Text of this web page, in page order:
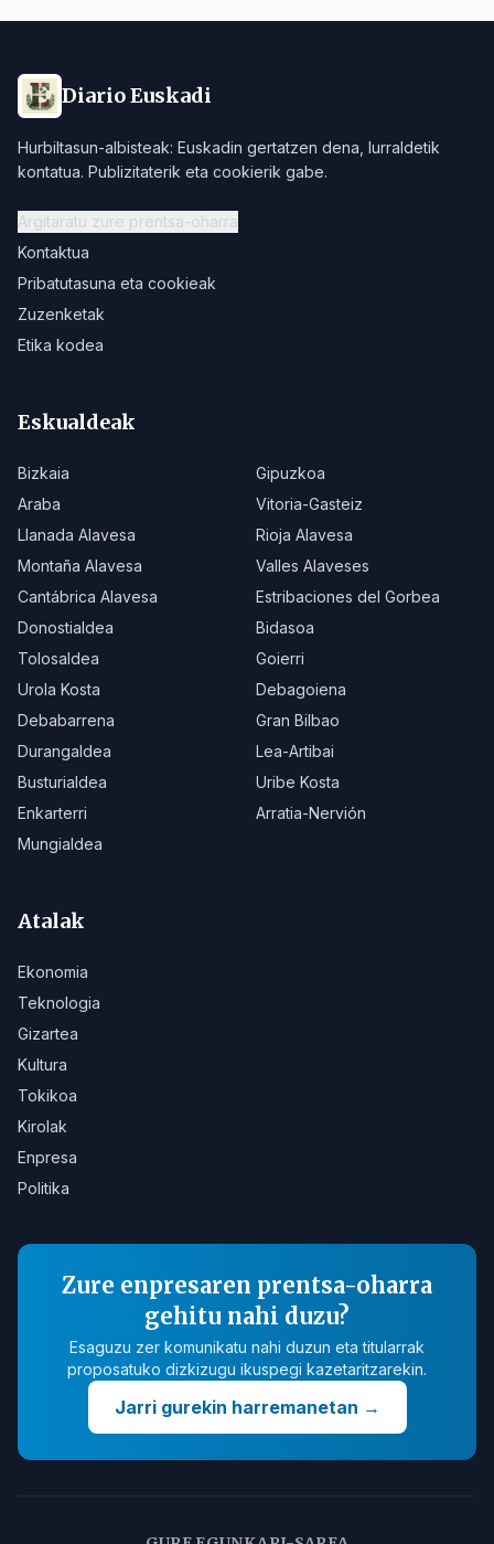
Diario Euskadi
Hurbiltasun-albisteak: Euskadin gertatzen dena, lurraldetik
kontatua. Publizitaterik eta cookierik gabe.
Argitaratu zure prentsa-oharra
Kontaktua
Pribatutasuna eta cookieak
Zuzenketak
Etika kodea
Eskualdeak
Bizkaia
Gipuzkoa
Araba
Vitoria-Gasteiz
Llanada Alavesa
Rioja Alavesa
Montaña Alavesa
Valles Alaveses
Cantábrica Alavesa
Estribaciones del Gorbea
Donostialdea
Bidasoa
Tolosaldea
Goierri
Urola Kosta
Debagoiena
Debabarrena
Gran Bilbao
Durangaldea
Lea-Artibai
Busturialdea
Uribe Kosta
Enkarterri
Arratia-Nervión
Mungialdea
Atalak
Ekonomia
Teknologia
Gizartea
Kultura
Tokikoa
Kirolak
Enpresa
Politika
Zure enpresaren prentsa-oharra
gehitu nahi duzu?
Esaguzu zer komunikatu nahi duzun eta titularrak
proposatuko dizkizugu ikuspegi kazetaritzarekin.
Jarri gurekin harremanetan →